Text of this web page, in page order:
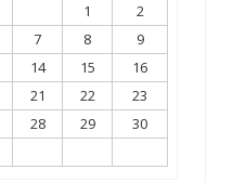
1
2
7 8
9
14 15
16
21 22
23
28 29
30